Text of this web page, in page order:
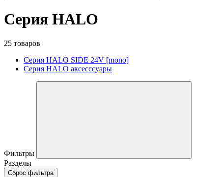
Серия HALO
25 товаров
Серия HALO SIDE 24V [mono]
Серия HALO аксесссуары
Фильтры
Разделы
Сброс фильтра